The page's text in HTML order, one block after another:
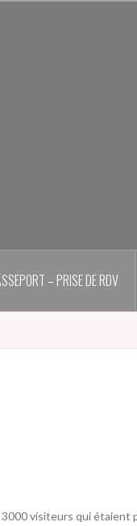
– PRISE DE RDV
visiteurs qui étaient